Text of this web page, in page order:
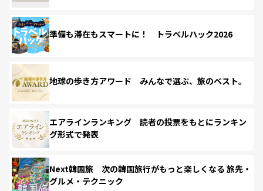
準備も滞在もスマートに！ トラベルハック2026
地球の歩き方アワード みんなで選ぶ、旅のベスト。
エアラインランキング 読者の投票をもとにランキン
グ形式で発表
Next韓国旅 次の韓国旅行がもっと楽しくなる 旅先・
グルメ・テクニック